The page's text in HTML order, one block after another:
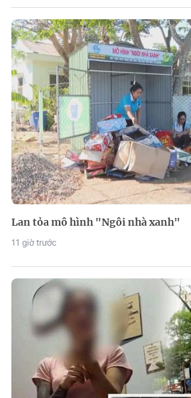
Lan tỏa mô hình "Ngôi nhà xanh"
11 giờ trước